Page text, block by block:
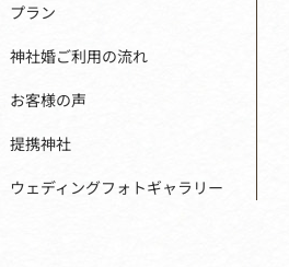
プラン
神社婚ご利用の流れ
お客様の声
提携神社
ウェディングフォトギャラリー